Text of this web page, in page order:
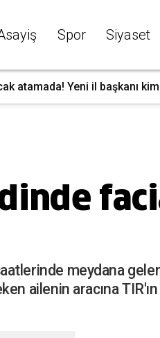
Spor Siyaset
atamada! Yeni il başkanı
meydana
ailenin aracına